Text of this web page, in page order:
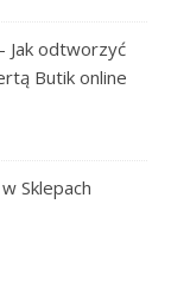
Jak odtworzyć
Butik online
Sklepach